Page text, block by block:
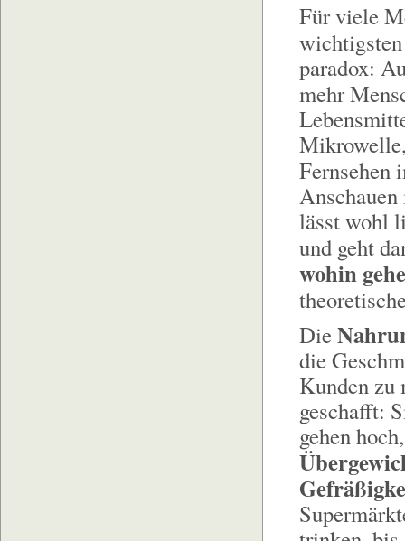
Für viele
paradox:
mehr
Fernsehen
lässt wohl
und geht
wohin
Die
die
Kunden zu
geschafft:
gehen